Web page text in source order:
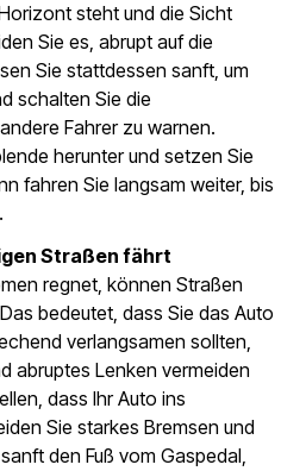
steht und die Sicht
Sie es, abrupt auf die
Sie stattdessen sanft, um
schalten Sie die
Fahrer zu warnen.
herunter und setzen Sie
fahren Sie langsam weiter, bis
Straßen fährt
regnet, können Straßen
bedeutet, dass Sie das Auto
verlangsamen sollten,
abruptes Lenken vermeiden
dass Ihr Auto ins
Sie starkes Bremsen und
den Fuß vom Gaspedal,